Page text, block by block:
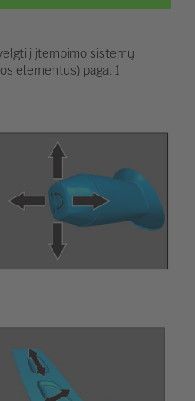
į įtempimo sistemų
elementus) pagal 1